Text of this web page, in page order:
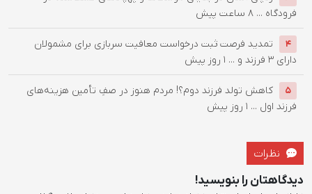
فرودگاه ... 8 ساعت پیش
4
تمدید فرصت ثبت درخواست معافیت سربازی برای مشمولان
دارای ۳ فرزند و ...
1 روز پیش
5
کاهش تولد فرزند دوم؟! مردم هنوز در صفِ تأمین هزینه‌های
فرزند اول ... 1 روز پیش
نظرات
دیدگاهتان را بنویسید!